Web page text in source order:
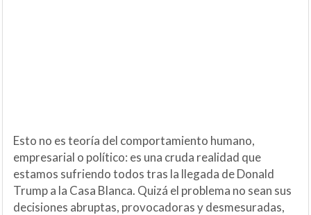
Esto no es teoría del comportamiento humano,
empresarial o político: es una cruda realidad que
estamos sufriendo todos tras la llegada de Donald
Trump a la Casa Blanca. Quizá el problema no sean sus
decisiones abruptas, provocadoras y desmesuradas,